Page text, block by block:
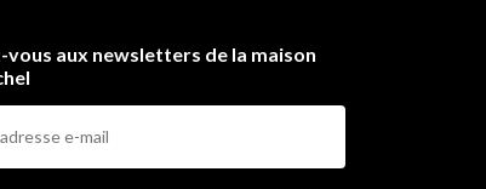
vous aux newsletters de la maison